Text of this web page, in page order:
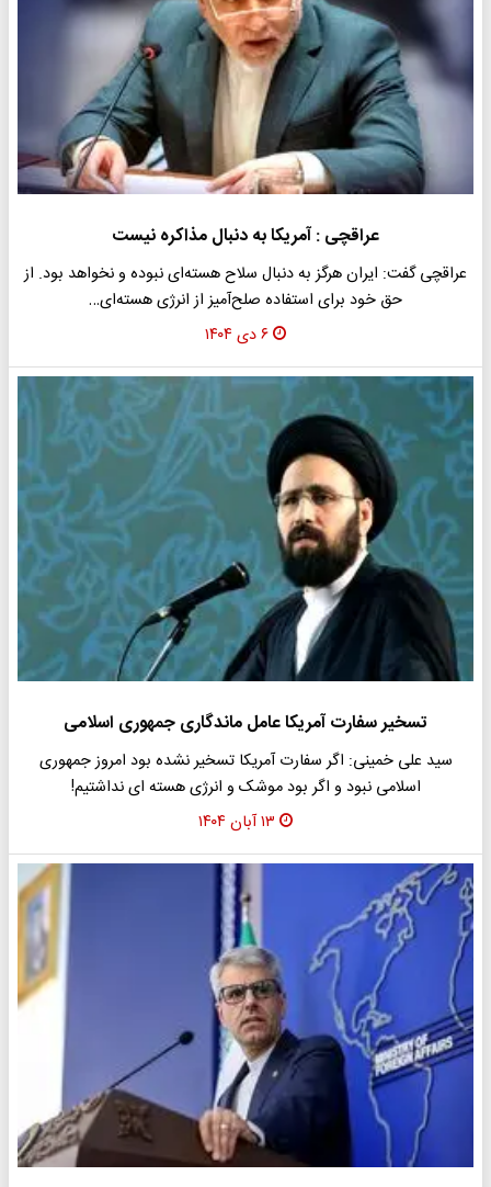
عراقچی : آمریکا به دنبال مذاکره نیست
عراقچی گفت: ایران هرگز به دنبال سلاح هسته‌ای نبوده و نخواهد بود. از
حق خود برای استفاده صلح‌آمیز از انرژی هسته‌ای…
۶ دی ۱۴۰۴
تسخیر سفارت آمریکا عامل ماندگاری جمهوری اسلامی
سید علی خمینی: اگر سفارت آمریکا تسخیر نشده بود امروز جمهوری
اسلامی نبود و اگر بود موشک و انرژی هسته ای نداشتیم!
۱۳ آبان ۱۴۰۴